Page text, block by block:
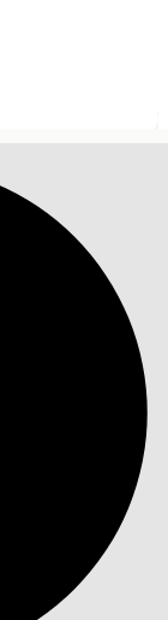
Buscar